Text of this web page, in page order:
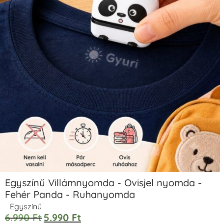
Egyszínű Villámnyomda - Ovisjel nyomda -
Fehér Panda - Ruhanyomda
Egyszínű
6.990Ft 5.990 Ft